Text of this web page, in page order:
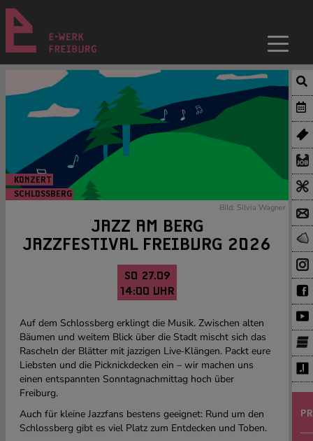
KONZERT
SCHLOSSBERG
Bild: Silvia Wagner
JAZZ AM BERG
JAZZFESTIVAL FREIBURG 2026
SO 27.09
14:00 UHR
Auf dem Schlossberg erklingt die Musik. Zwischen alten
Bäumen und weitem Blick über die Stadt mischt sich das
Rascheln der Blätter mit jazzigen Live‑Klängen. Packt eure
Liebsten und die Picknickdecken ein – wir machen uns
einen entspannten Sonntagnachmittag hoch über
Freiburg.
Auch für kleine Jazzfans bestens geeignet: Rund um den
Schlossberg gibt es viel Platz zum Entdecken und Toben.